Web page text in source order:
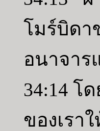
โมร์บิด
อนาจาร
34:14 โ
ของเรา